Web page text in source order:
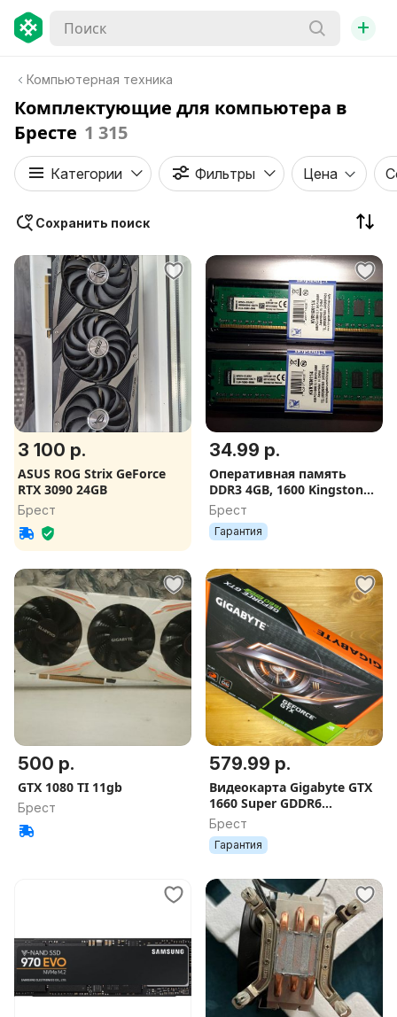
+
Компьютерная техника
Комплектующие для компьютера в
Бресте 1 315
Категории Фильтры Цена
Сохранить поиск
3 100 р.
ASUS ROG Strix GeForce
RTX 3090 24GB
Брест
34.99 р.
Оперативная память
DDR3 4GB, 1600 Kingston
(8GB)
Брест
Гарантия
500 р.
GTX 1080 TI 11gb
Брест
579.99 р.
Видеокарта Gigabyte GTX
1660 Super GDDR6
Гарантия
Брест
Гарантия